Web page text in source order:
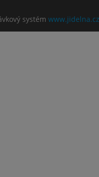
systém www.jidelna.cz